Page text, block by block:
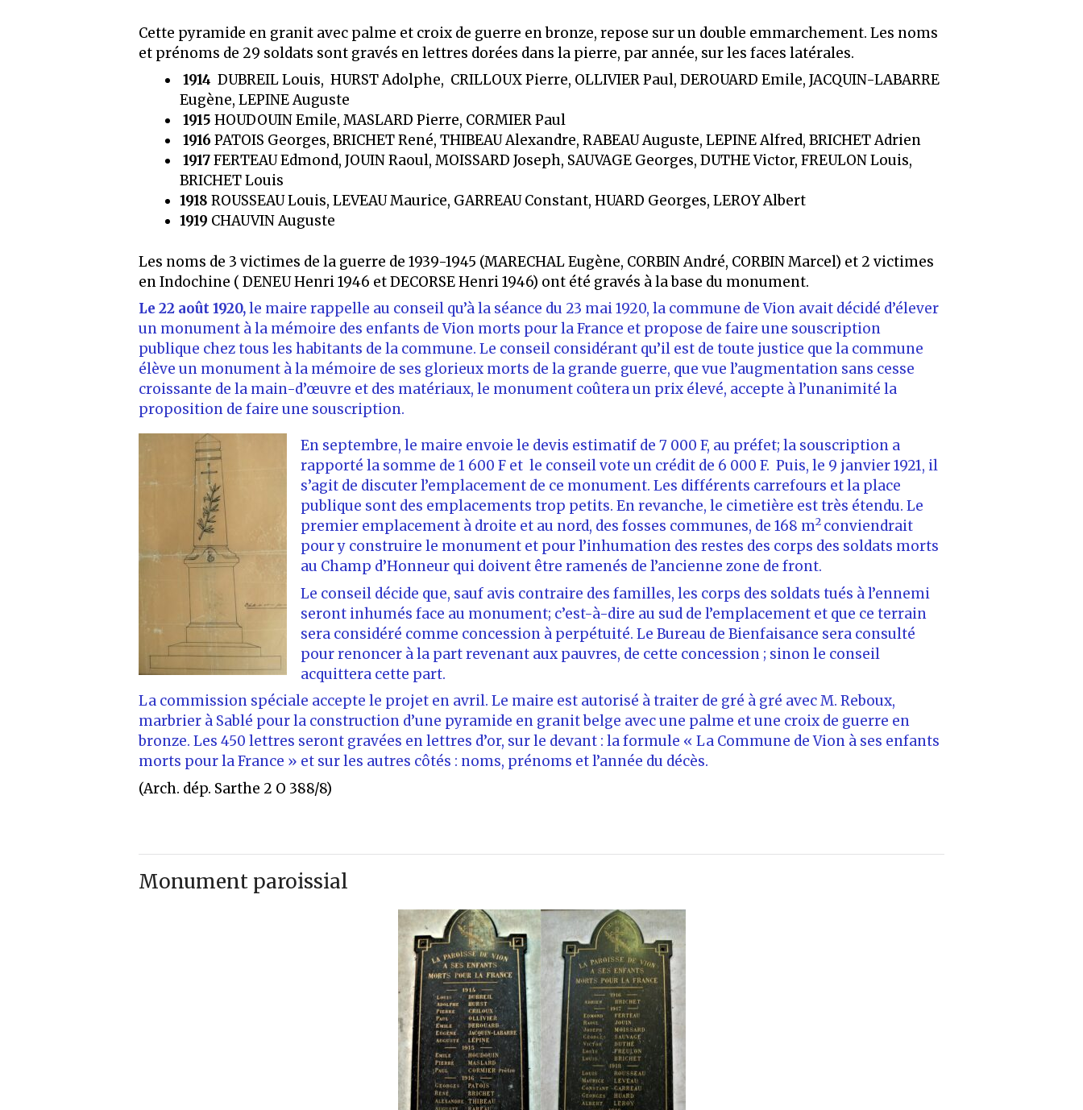
Cette pyramide en granit avec palme et croix de guerre en bronze, repose sur un double emmarchement. Les noms
et prénoms de 29 soldats sont gravés en lettres dorées dans la pierre, par année, sur les faces latérales.
1914 DUBREIL Louis, HURST Adolphe, CRILLOUX Pierre, OLLIVIER Paul, DEROUARD Emile, JACQUIN-LABARRE
Eugène, LEPINE Auguste
1915 HOUDOUIN Emile, MASLARD Pierre, CORMIER Paul
1916 PATOIS Georges, BRICHET René, THIBEAU Alexandre, RABEAU Auguste, LEPINE Alfred, BRICHET Adrien
1917FERTEAU Edmond, JOUIN Raoul, MOISSARD Joseph, SAUVAGE Georges, DUTHE Victor, FREULON Louis,
BRICHET Louis
1918 ROUSSEAU Louis, LEVEAU Maurice, GARREAU Constant, HUARD Georges, LEROY Albert
1919 CHAUVIN Auguste
Les noms de 3 victimes de la guerre de 1939-1945 (MARECHAL Eugène, CORBIN André, CORBIN Marcel) et 2 victimes
en Indochine ( DENEU Henri 1946 et DECORSE Henri 1946) ont été gravés à la base du monument.
Le 22 août 1920,le maire rappelle au conseil qu’à la séance du 23 mai 1920, la commune de Vion avait décidé d’élever
un monument à la mémoire des enfants de Vion morts pour la France et propose de faire une souscription
publique chez tous les habitants de la commune. Le conseil considérant qu’il est de toute justice que la commune
élève un monument à la mémoire de ses glorieux morts de la grande guerre, que vue l’augmentation sans cesse
croissante de la main-d’œuvre et des matériaux, le monument coûtera un prix élevé, accepte à l’unanimité la
proposition de faire une souscription.
En septembre, le maire envoie le devis estimatif de 7 000 F, au préfet; la souscription a
rapporté la somme de 1 600 F et le conseil vote un crédit de 6 000 F. Puis, le 9 janvier 1921, il
s’agit de discuter l’emplacement de ce monument. Les différents carrefours et la place
publique sont des emplacements trop petits. En revanche, le cimetière est très étendu. Le
premier emplacement à droite et au nord, des fosses communes, de 168 m2 conviendrait
pour y construire le monument et pour l’inhumation des restes des corps des soldats morts
au Champ d’Honneur qui doivent être ramenés de l’ancienne zone de front.
Le conseil décide que, sauf avis contraire des familles, les corps des soldats tués à l’ennemi
seront inhumés face au monument; c’est-à-dire au sud de l’emplacement et que ce terrain
sera considéré comme concession à perpétuité. Le Bureau de Bienfaisance sera consulté
pour renoncer à la part revenant aux pauvres, de cette concession ; sinon le conseil
acquittera cette part.
La commission spéciale accepte le projet en avril. Le maire est autorisé à traiter de gré à gré avec M. Reboux,
marbrier à Sablé pour la construction d’une pyramide en granit belge avec une palme et une croix de guerre en
bronze. Les 450 lettres seront gravées en lettres d’or, sur le devant : la formule « La Commune de Vion à ses enfants
morts pour la France » et sur les autres côtés : noms, prénoms et l’année du décès.
(Arch. dép. Sarthe 2 O 388/8)
Monument paroissial